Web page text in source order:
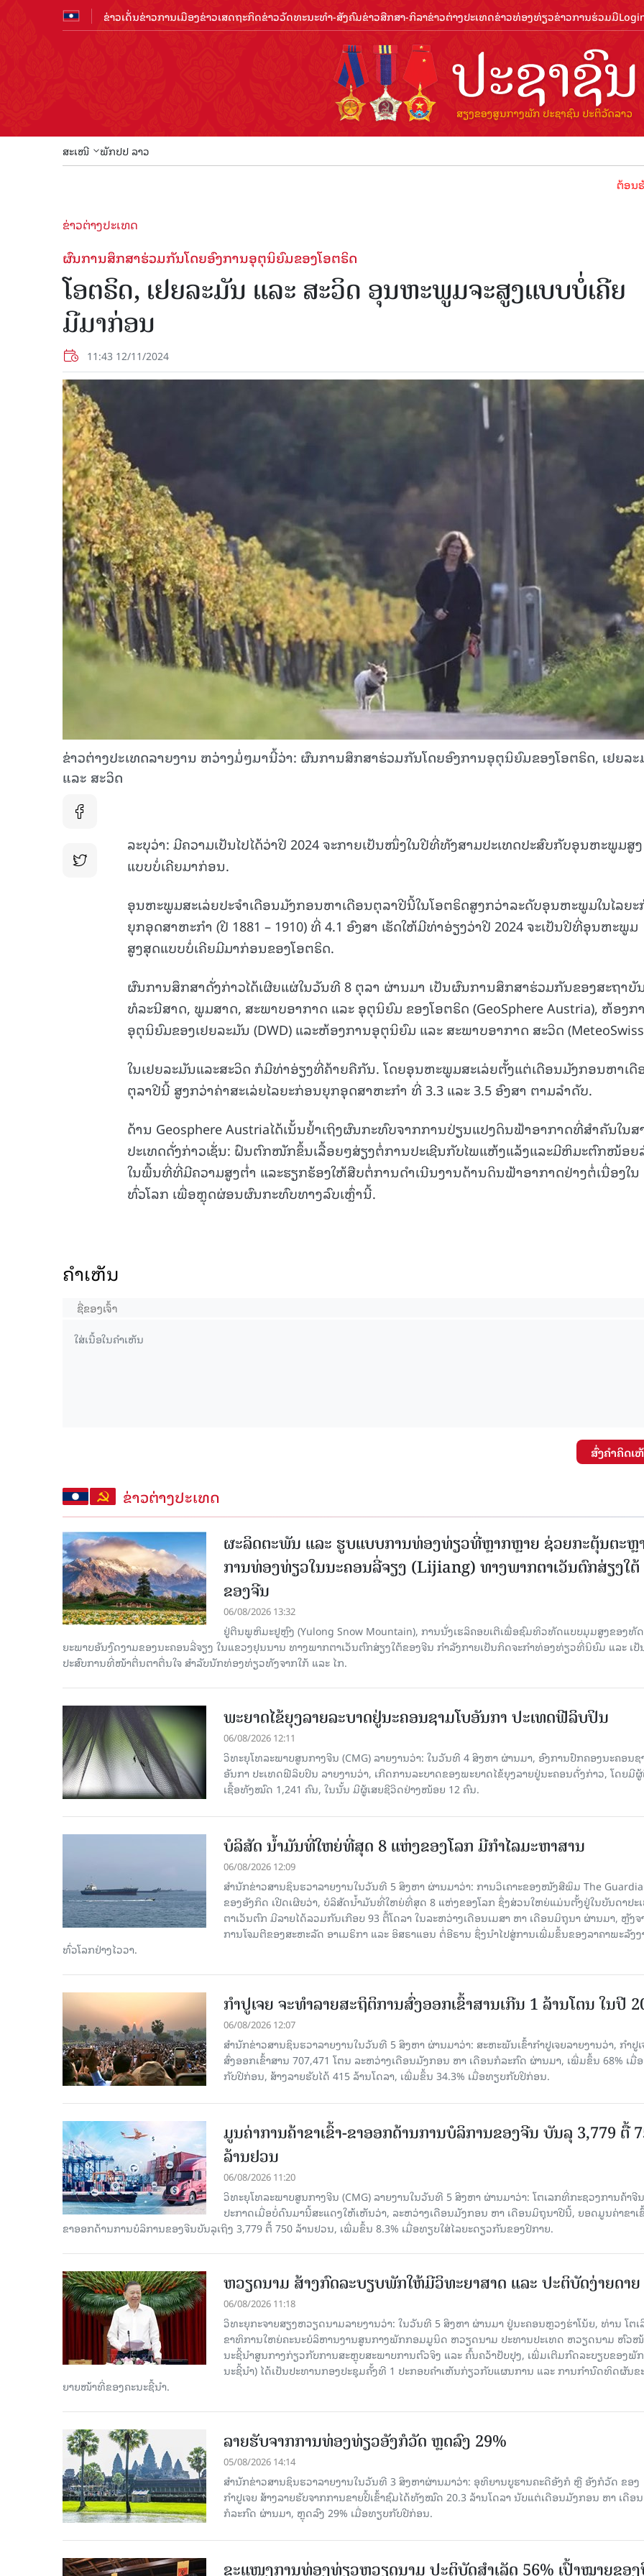
ຂ່າວເດັ່ນຂ່າວການເມືອງຂ່າວເສດຖະກິດຂ່າວວັດທະນະທຳ-ສັງຄົມຂ່າວສືກສາ-ກິລາຂ່າວຕ່າງປະເທດຂ່າວທ່ອງທ່ຽວຂ່າວການຮ່ວມມື
ສະເໜີ ພັກປປ ລາວ
ຕ້ອນຮັບປີທ່ອ
ຂ່າວຕ່າງປະເທດ
ຜົນການສຶກສາຮ່ວມກັນໂດຍອົງການອຸຕຸນິຍົມຂອງໂອຕຣິດ
ໂອຕຣິດ, ເຢຍລະມັນ ແລະ ສະວິດ ອຸນຫະພູມຈະສູງແບບບໍ່ເຄີຍ
ມີມາກ່ອນ
11:43 12/11/2024
ຂ່າວຕ່າງປະເທດລາຍງານ ຫວ່າງມໍ່ໆມານີ້ວ່າ: ຜົນການສຶກສາຮ່ວມກັນໂດຍອົງການອຸຕຸນິຍົມຂອງໂອຕຣິດ, ເຢຍລ
ແລະ ສະວິດ
ລະບຸວ່າ: ມີຄວາມເປັນໄປໄດ້ວ່າປີ 2024 ຈະກາຍເປັນໜຶ່ງໃນປີທີ່ທັງສາມປະເທດປະສົບກັບອຸນຫະພູມສູງ
ແບບບໍ່ເຄີຍມາກ່ອນ.
ອຸນຫະພູມສະເລ່ຍປະຈໍາເດືອນມັງກອນຫາເດືອນຕຸລາປີນີ້ໃນໂອຕຣິດສູງກວ່າລະດັບອຸນຫະພູມໃນໄລຍ
ຍຸກອຸດສາຫະກຳ (ປີ 1881 – 1910) ທີ່ 4.1 ອົງສາ ເຮັດໃຫ້ມີທ່າອ່ຽງວ່າປີ 2024 ຈະເປັນປີທີ່ອຸນຫະພູມ
ສູງສຸດແບບບໍ່ເຄີຍມີມາກ່ອນຂອງໂອຕຣິດ.
ຜົນການສຶກສາດັ່ງກ່າວໄດ້ເຜີຍແຜ່ໃນວັນທີ 8 ຕຸລາ ຜ່ານມາ ເປັນຜົນການສຶກສາຮ່ວມກັນຂອງສະຖາບັນ
ທໍລະນີສາດ, ພູມສາດ, ສະພາບອາກາດ ແລະ ອຸຕຸນິຍົມ ຂອງໂອຕຣິດ (GeoSphere Austria), ຫ້ອງກ
ອຸຕຸນິຍົມຂອງເຢຍລະມັນ (DWD) ແລະຫ້ອງການອຸຕຸນິຍົມ ແລະ ສະພາບອາກາດ ສະວິດ
ໃນເຢຍລະມັນແລະສະວິດ ກໍມີທ່າອ່ຽງທີ່ຄ້າຍຄືກັນ. ໂດຍອຸນຫະພູມສະເລ່ຍຕັ້ງແຕ່ເດືອນມັງກອນຫາເດື
ຕຸລາປີນີ້ ສູງກວ່າຄ່າສະເລ່ຍໄລຍະກ່ອນຍຸກອຸດສາຫະກຳ ທີ່ 3.3 ແລະ 3.5 ອົງສາ ຕາມລໍາດັບ.
ດ້ານ Geosphere Austriaໄດ້ເນັ້ນຢໍ້າເຖິງຜົນກະທົບຈາກການປ່ຽນແປງດິນຟ້າອາກາດທີ່ສຳຄັນໃນສ
ປະເທດດັ່ງກ່າວເຊັ່ນ: ຝົນຕົກໜັກຂຶ້ນເລື້ອຍໆສ່ຽງຕໍ່ການປະເຊີນກັບໄພແຫ້ງແລ້ງແລະມີຫິມະຕົກໜ້ອຍ
ໃນພື້ນທີ່ທີ່ມີຄວາມສູງຕໍ່າ ແລະຮຽກຮ້ອງໃຫ້ສືບຕໍ່ການດຳເນີນງານດ້ານດິນຟ້າອາກາດຢ່າງຕໍ່ເນື່ອງໃນ
ທົ່ວໂລກ ເພື່ອຫຼຸດຜ່ອນຜົນກະທົບທາງລົບເຫຼົ່ານີ້.
ຄໍາເຫັນ
ສົ່ງຄໍາຄິດເ
ຂ່າວຕ່າງປະເທດ
ຜະລິດຕະພັນ ແລະ ຮູບແບບການທ່ອງທ່ຽວທີ່ຫຼາກຫຼາຍ ຊ່ວຍກະຕຸ້ນຕະຫຼ
ການທ່ອງທ່ຽວໃນນະຄອນລີ່ຈຽງ (Lijiang) ທາງພາກຕາເວັນຕົກສ່ຽງໃຕ້
ຂອງຈີນ
06/08/2026 13:32
ຢູ່ຕີນພູຫິມະຢູຫຼົງ (Yulong Snow Mountain), ການນັ່ງເຮລິຄອບເຕີເພື່ອຊົມທິວທັດແບບມຸມສູງຂອງທັ
ຍະພາບອັນງົດງາມຂອງນະຄອນລີ່ຈຽງ ໃນແຂວງຢຸນນານ ທາງພາກຕາເວັນຕົກສ່ຽງໃຕ້ຂອງຈີນ ກຳລັງກາຍເປັນກິດຈະກຳທ່ອງທ່ຽວທີ່ນິຍົມ ແລະ ເປັ
ປະສົບການທີ່ໜ້າຕື່ນຕາຕື່ນໃຈ ສຳລັບນັກທ່ອງທ່ຽວທັງຈາກໃກ້ ແລະ ໄກ.
ພະຍາດໄຂ້ຍຸງລາຍລະບາດຢູ່ນະຄອນຊາມໂບ​ອັນກາ ປະເທດຟີລິບປິນ
06/08/2026 12:11
ວິທະຍຸໂທລະພາບສູນກາງຈີນ (CMG) ລາຍງານວ່າ: ໃນວັນທີ 4 ສິງ​ຫາ ຜ່ານມາ, ອົງການ​ປົກ​ຄອງນະຄອນຊ
ອັນກາ ປະເທດຟີລິບປິນ ລາຍ​ງານວ່າ, ເກີດ​ການລະບາດ​ຂອງພະຍາດໄຂ້ຍຸງລາຍຢູ່ນະຄອນດັ່ງກ່າວ, ໂດຍມີ
ເຊື້ອ​ທັງ​ໝົດ 1,241 ຄົນ, ໃນນັ້ນ ມີຜູ້ເສຍຊີວິດຢ່າງໜ້ອຍ 12 ຄົນ.
ບໍລິສັດ ນ້ຳມັນທີ່ໃຫຍ່ທີ່ສຸດ 8 ແຫ່ງຂອງໂລກ ມີກຳໄລມະຫາສານ
06/08/2026 12:09
ສຳນັກຂ່າວສານຊິນຮວາລາຍງານໃນວັນທີ 5 ສິງຫາ ຜ່ານມາວ່າ: ການວິເຄາະຂອງໜັງສືພິມ The
ຂອງອັງກິດ ເປີດເຜີຍວ່າ, ບໍລິສັດນ້ຳມັນທີ່ໃຫຍ່ທີ່ສຸດ 8 ແຫ່ງຂອງໂລກ ຊຶ່ງສ່ວນໃຫຍ່ແມ່ນຕັ້ງຢູ່ໃນບັນດາປະ
ຕາເວັນຕົກ ມີລາຍໄດ້ລວມກັນເກືອບ 93 ຕື້ໂດລາ ໃນລະຫວ່າງເດືອນເມສາ ຫາ ເດືອນມິຖຸນາ ຜ່ານມາ, ຫຼັງຈ
ການໂຈມຕີຂອງສະຫະລັດ ອາເມຣິກາ ແລະ ອິສຣາແອນ ຕໍ່ອີຣານ ຊຶ່ງນຳໄປສູ່ການເພີ່ມຂຶ້ນຂອງລາຄາພະລັງງ
ທົ່ວໂລກຢ່າງໄວວາ.
ກຳປູເຈຍ ຈະທຳລາຍສະຖິຕິການສົ່ງອອກເຂົ້າສານເກີນ 1 ລ້ານໂຕນ ໃນປີ
06/08/2026 12:07
ສຳນັກຂ່າວສານຊິນຮວາລາຍງານໃນວັນທີ 5 ສິງຫາ ຜ່ານມາວ່າ: ສະຫະພັນເຂົ້າກຳປູເຈຍລາຍງານວ່າ, ກໍາປູເ
ສົ່ງອອກເຂົ້າສານ 707,471 ໂຕນ ລະຫວ່າງເດືອນມັງກອນ ຫາ ເດືອນກໍລະກົດ ຜ່ານມາ, ເພີ່ມຂຶ້ນ 68% ເມື່
ກັບປີກ່ອນ, ສ້າງລາຍຮັບໄດ້ 415 ລ້ານໂດລາ, ເພີ່ມຂຶ້ນ 34.3% ເມື່ອທຽບກັບປີກ່ອນ.
ມູນຄ່າການຄ້າຂາເຂົ້າ-ຂາອອກດ້ານການບໍລິການຂອງຈີນ ບັນລຸ 3,779 ຕື້
ລ້ານຢວນ
06/08/2026 11:20
ວິທະຍຸໂທລະພາບສູນກາງຈີນ (CMG) ລາຍງານໃນວັນທີ 5 ສິງຫາ ຜ່ານມາວ່າ: ໂຕເລກທີ່ກະຊວງການຄ້າຈີນ
ປະກາດເມື່ອບໍ່ດົນມານີ້ສະແດງໃຫ້ເຫັນວ່າ, ລະຫວ່າງເດືອນມັງກອນ ຫາ ເດືອນມິຖຸນາປີນີ້, ຍອດມູນຄ່າຂາເ
ຂາອອກດ້ານການບໍລິການຂອງຈີນບັນລຸເຖິງ 3,779 ຕື້ 750 ລ້ານຢວນ, ເພີ່ມຂຶ້ນ 8.3% ເມື່ອທຽບໃສ່ໄລຍະດຽວກັນຂອງປີກາຍ.
ຫວຽດນາມ ສ້າງກົດລະບຽບພັກໃຫ້ມີວິທະຍາສາດ ແລະ ປະຕິບັດງ່າຍດາຍ
06/08/2026 11:18
ວິທະຍຸກະຈາຍສຽງຫວຽດນາມລາຍງານວ່າ: ໃນ​ວັນ​ທີ 5 ສິງ​ຫາ ຜ່ານມາ ຢູ່ນະຄອນຫຼວງຮ່າ​ໂນ້ຍ, ທ່ານ ໂຕ​ເ
ຂາ​ທິ​ການ​ໃຫຍ່​ຄະ​ນະ​ບໍ​ລິ​ຫານ​ງານ​ສູນ​ກາງ​ພັກ​ກອມ​ມູ​ນິດ ຫວຽດ​ນາມ ປະ​ທານ​ປະ​ເທດ ຫວຽດ​ນາມ ຫົວ​ໜ້
ນະ​ຊີ້​ນຳ​ສູນ​ກາງ​ກ່ຽວ​ກັບ​ການ​ສະ​ຫຼຸບ​ສະ​ພ​າບ​ການ​ຕົວ​ຈິງ ແລະ ຄົ້ນ​ຄວ້າ​ປັບ​ປຸງ, ເພີ່ມ​ເຕີມ​ກົດ​ລະ​ບຽບ​ຂອງ​ພັ
ນະ​ຊີ້​ນຳ) ໄດ້​ເປັນ​ປະ​ທານກອງ​ປະ​ຊຸມ​ຄັ້ງ​ທີ 1 ປະ​ກອບ​ຄຳ​ເຫັນ​ກ່ຽວ​ກັບ​ແຜນ​ການ ແລະ ການ​ກຳ​ນົດ​ທິດ​ຜັນ​ຂ
ຍາຍ​ໜ້າ​ທີ່​ຂອງ​ຄະ​ນະ​ຊີ້​ນຳ.
ລາຍຮັບຈາກການທ່ອງທ່ຽວອັງກໍວັດ ຫຼດລົງ 29%
05/08/2026 14:14
ສຳນັກຂ່າວສານຊິນຮວາລາຍງານໃນວັນທີ 3 ສິງຫາຜ່ານມາວ່າ: ອຸທິຍານບູຮານຄະດີອັງກໍ ຫຼື ອັງກໍວັດ ຂອງ
ກຳປູເຈຍ ສ້າງລາຍຮັບຈາກການຂາຍປີ້ເຂົ້າຊົມໄດ້ທັງໝົດ 20.3 ລ້ານໂດລາ ນັບແຕ່ເດືອນມັງກອນ ຫາ ເດືອນ
ກໍລະກົດ ຜ່ານມາ, ຫຼຸດລົງ 29% ເມື່ອທຽບກັບປີກ່ອນ.
ຂະ​ແໜງ​ການ​ທ່ອງ​ທ່ຽວຫວຽດນາມ ​ປະ​ຕິ​ບັດ​ສຳ​ເລັດ 56% ເປົ້າ​ໝາຍຂອ
15.039(06-08-